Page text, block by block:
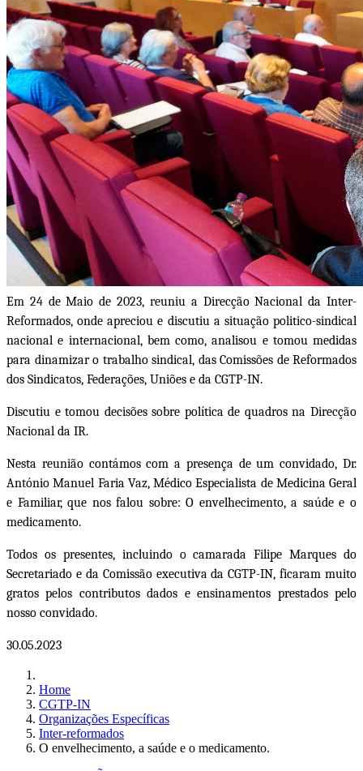
Em 24 de Maio de 2023, reuniu a Direcção Nacional da Inter-
Reformados, onde apreciou e discutiu a situação politico-sindical
nacional e internacional, bem como, analisou e tomou medidas
para dinamizar o trabalho sindical, das Comissões de Reformados
dos Sindicatos, Federações, Uniões e da CGTP-IN.
Discutiu e tomou decisões sobre política de quadros na Direcção
Nacional da IR.
Nesta reunião contámos com a presença de um convidado, Dr.
António Manuel Faria Vaz, Médico Especialista de Medicina Geral
e Familiar, que nos falou sobre: O envelhecimento, a saúde e o
medicamento.
Todos os presentes, incluindo o camarada Filipe Marques do
Secretariado e da Comissão executiva da CGTP-IN, ficaram muito
gratos pelos contributos dados e ensinamentos prestados pelo
nosso convidado.
30.05.2023
Home
CGTP-IN
Organizações Específicas
Inter-reformados
O envelhecimento, a saúde e o medicamento.